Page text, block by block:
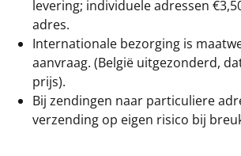
levering; individuele adressen
adres.
Internationale bezorging is
aanvraag. (België uitgezonderd,
prijs).
Bij zendingen naar particuliere
verzending op eigen risico bij